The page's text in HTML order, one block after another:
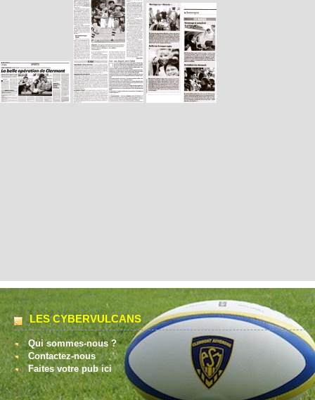
LES CYBERVULCANS
Qui sommes-nous ?
Contactez-nous
Faites votre pub ici